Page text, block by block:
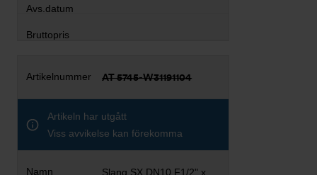
AT 5745-W31191104
Artikeln har utgått
Viss avvikelse kan förekomma
Slang SX DN10 F1/2" x